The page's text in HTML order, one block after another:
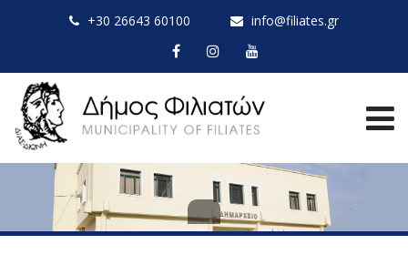
+30 26643 60100 info@filiates.gr